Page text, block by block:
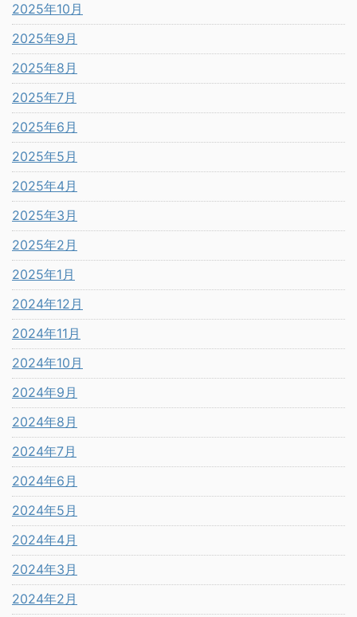
2025年10月
2025年9月
2025年8月
2025年7月
2025年6月
2025年5月
2025年4月
2025年3月
2025年2月
2025年1月
2024年12月
2024年11月
2024年10月
2024年9月
2024年8月
2024年7月
2024年6月
2024年5月
2024年4月
2024年3月
2024年2月